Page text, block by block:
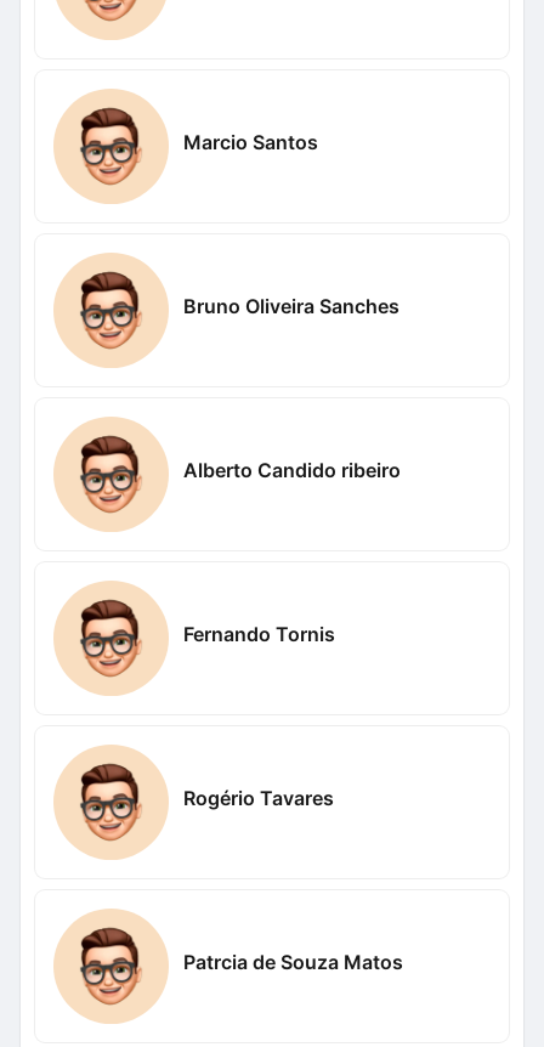
Marcio Santos
Bruno Oliveira Sanches
Alberto Candido ribeiro
Fernando Tornis
Rogério Tavares
Patrcia de Souza Matos